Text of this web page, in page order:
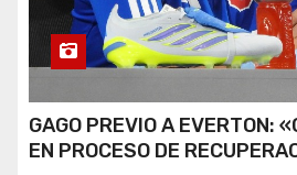
GAGO PREVIO A EVERTON:
EN PROCESO DE